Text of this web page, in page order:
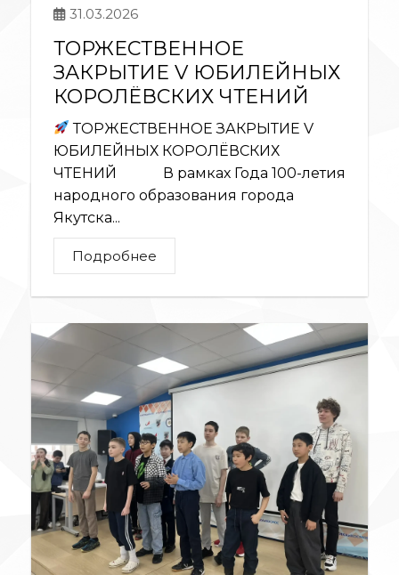
31.03.2026
ТОРЖЕСТВЕННОЕ
ЗАКРЫТИЕ V ЮБИЛЕЙНЫХ
КОРОЛЁВСКИХ ЧТЕНИЙ
ТОРЖЕСТВЕННОЕ ЗАКРЫТИЕ V
ЮБИЛЕЙНЫХ КОРОЛЁВСКИХ
ЧТЕНИЙ В рамках Года 100-летия
народного образования города
Якутска...
Подробнее